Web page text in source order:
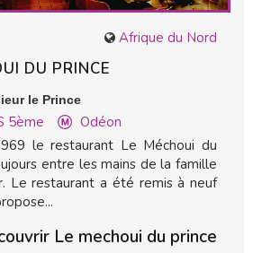
Afrique du Nord
DU PRINCE
le Prince
5ème
Odéon
le restaurant Le Méchoui du
entre les mains de la famille
Le restaurant a été remis à neuf
Le mechoui du prince